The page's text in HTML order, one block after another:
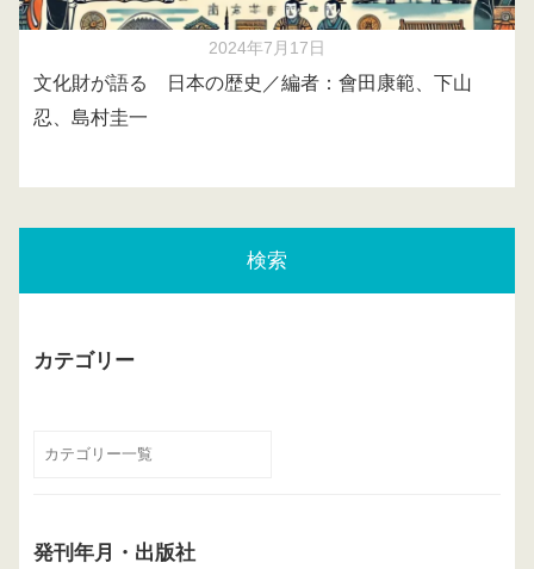
2024年7月17日
文化財が語る 日本の歴史／編者：會田康範、下山
忍、島村圭一
検索
カテゴリー
発刊年月・出版社